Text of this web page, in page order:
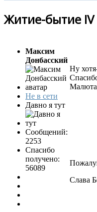
Житие-бытие IV
Максим
Донбасский
Не в сети
Давно я тут
Сообщений:
2253
Спасибо
получено:
56089
Ну
Малюта
Слава